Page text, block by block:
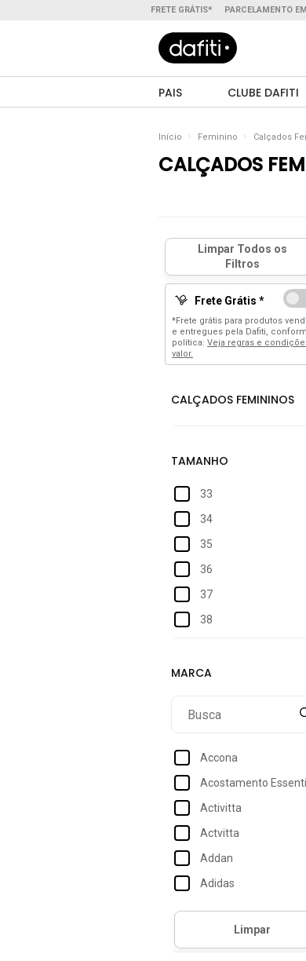
FRETE GRÁTIS* PARCELAMENTO
PAIS CLUBE DAFITI
Início Feminino Calçados
CALÇADOS
Frete Grátis *
*Frete grátis para produtos
e entregues pela Dafiti,
política: Veja regras e
valor.
33
34
35
36
37
38
40
41
Accona
Acostamento
Activitta
Actvitta
Addan
Adidas
Adidas Originals
Adidas Performance